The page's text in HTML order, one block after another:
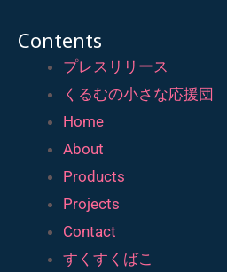
Contents
プレスリリース
くるむの小さな応援団
Home
About
Products
Projects
Contact
すくすくばこ